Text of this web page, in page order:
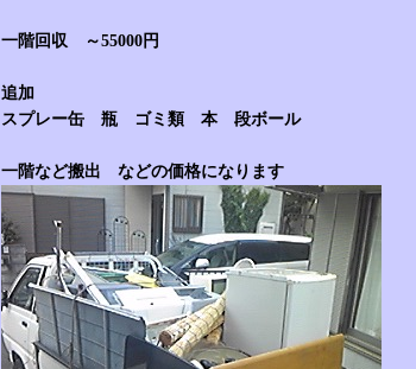
一階回収 ～55000円
追加
スプレー缶 瓶 ゴミ類 本 段ボール
一階など搬出 などの価格になります